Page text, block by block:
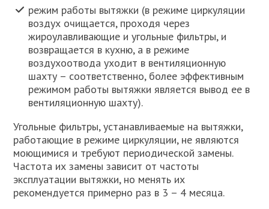
режим работы вытяжки (в режиме циркуляции
воздух очищается, проходя через
жироулавливающие и угольные фильтры, и
возвращается в кухню, а в режиме
воздухоотвода уходит в вентиляционную
шахту – соответственно, более эффективным
режимом работы вытяжки является вывод ее в
вентиляционную шахту).
Угольные фильтры, устанавливаемые на вытяжки,
работающие в режиме циркуляции, не являются
моющимися и требуют периодической замены.
Частота их замены зависит от частоты
эксплуатации вытяжки, но менять их
рекомендуется примерно раз в 3 – 4 месяца.